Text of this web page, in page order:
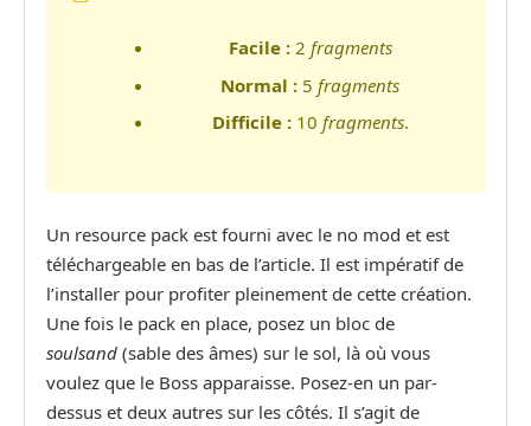
Facile : 2 fragments
Normal : 5 fragments
Difficile : 10 fragments.
Un resource pack est fourni avec le no mod et est
téléchargeable en bas de l’article. Il est impératif de
l’installer pour profiter pleinement de cette création.
Une fois le pack en place, posez un bloc de
soulsand (sable des âmes) sur le sol, là où vous
voulez que le Boss apparaisse. Posez-en un par-
dessus et deux autres sur les côtés. Il s’agit de